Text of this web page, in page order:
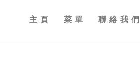
主頁 菜單 聯絡我們